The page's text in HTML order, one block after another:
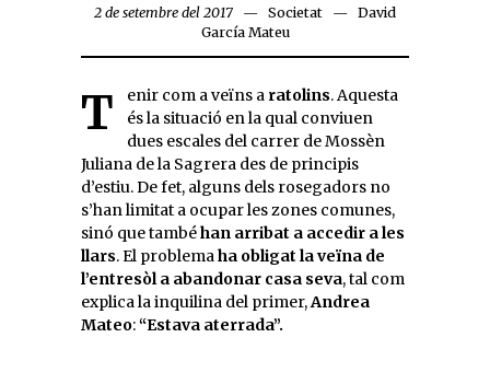
2 de setembre del 2017 Societat
David
García Mateu
Tenir com a veïns a ratolins. Aquesta
és la situació en la qual conviuen
dues escales del carrer de Mossèn
Juliana de la Sagrera des de principis
d’estiu. De fet, alguns dels rosegadors no
s’han limitat a ocupar les zones comunes,
sinó que tambéhan arribat a accedir a les
llars. El problemaha obligat la veïna de
l’entresòl a abandonar casa seva, tal com
explica la inquilina del primer,Andrea
Mateo:“Estava aterrada”.